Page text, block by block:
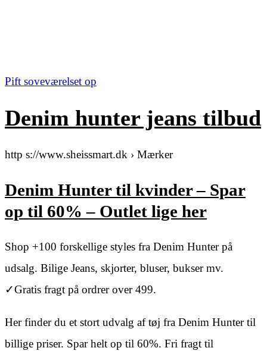
Pift soveværelset op
Denim hunter jeans tilbud
http s://www.sheissmart.dk › Mærker
Denim Hunter til kvinder – Spar
op til 60% – Outlet lige her
Shop +100 forskellige styles fra Denim Hunter på
udsalg. Bilige Jeans, skjorter, bluser, bukser mv.
✓Gratis fragt på ordrer over 499.
Her finder du et stort udvalg af tøj fra Denim Hunter til
billige priser. Spar helt op til 60%. Fri fragt til